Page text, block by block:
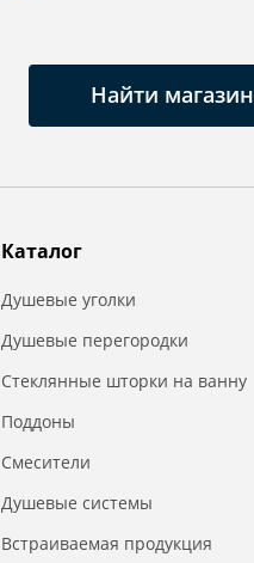
Найти магазин
Каталог
Душевые уголки
Душевые перегородки
Стеклянные шторки на ванну
Поддоны
Смесители
Душевые системы
Встраиваемая продукция